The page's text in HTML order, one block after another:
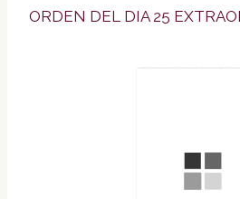
ORDEN DEL DIA 25